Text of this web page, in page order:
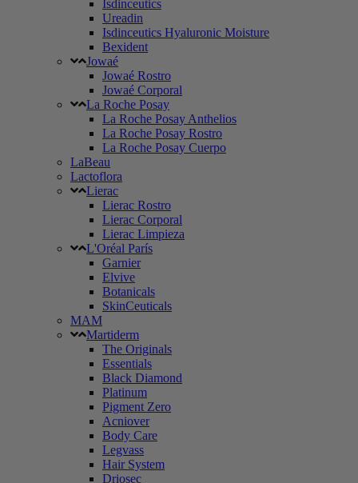
Isdinceutics
Ureadin
Isdinceutics Hyaluronic Moisture
Bexident
Jowaé
Jowaé Rostro
Jowaé Corporal
La Roche Posay
La Roche Posay Anthelios
La Roche Posay Rostro
La Roche Posay Cuerpo
LaBeau
Lactoflora
Lierac
Lierac Rostro
Lierac Corporal
Lierac Limpieza
L'Oréal París
Garnier
Elvive
Botanicals
SkinCeuticals
MAM
Martiderm
The Originals
Essentials
Black Diamond
Platinum
Pigment Zero
Acniover
Body Care
Legvass
Hair System
Driosec